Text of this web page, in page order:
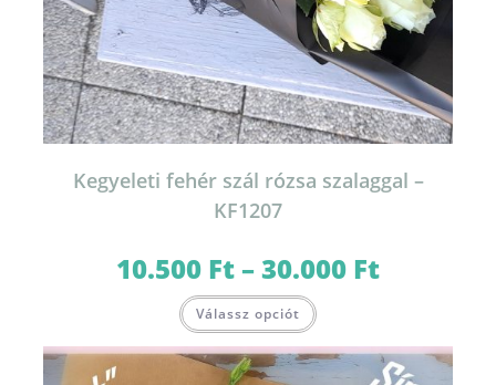
Kegyeleti fehér szál rózsa szalaggal –
KF1207
10.500 Ft–30.000 Ft10.500 Ft
Válassz opciót a
több
variációja